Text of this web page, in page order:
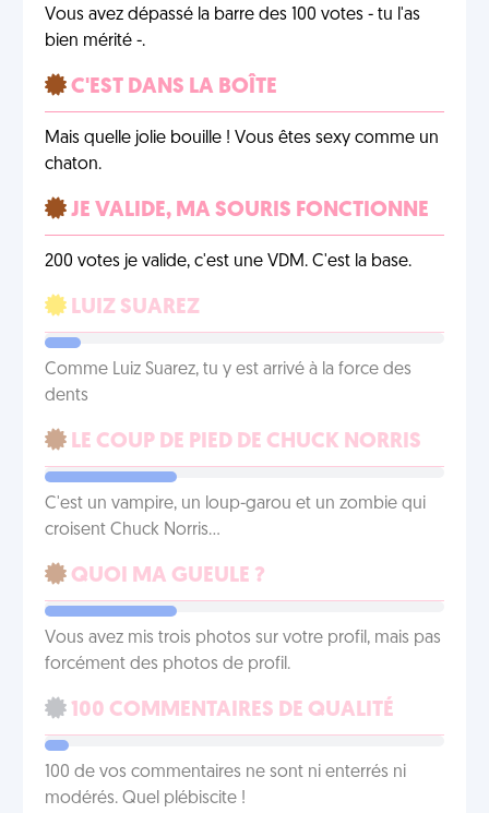
Vous avez dépassé la barre des 100 votes - tu l'as
bien mérité -.
C'EST DANS LA BOÎTE
Mais quelle jolie bouille ! Vous êtes sexy comme un
chaton.
JE VALIDE, MA SOURIS FONCTIONNE
200 votes je valide, c'est une VDM. C'est la base.
LUIZ SUAREZ
Comme Luiz Suarez, tu y est arrivé à la force des
dents
LE COUP DE PIED DE CHUCK NORRIS
C'est un vampire, un loup-garou et un zombie qui
croisent Chuck Norris...
QUOI MA GUEULE ?
Vous avez mis trois photos sur votre profil, mais pas
forcément des photos de profil.
100 COMMENTAIRES DE QUALITÉ
100 de vos commentaires ne sont ni enterrés ni
modérés. Quel plébiscite !